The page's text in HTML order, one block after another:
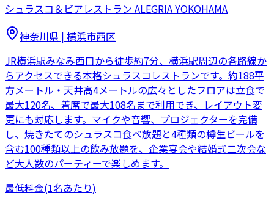
シュラスコ＆ビアレストラン ALEGRIA YOKOHAMA
神奈川県 | 横浜市西区
JR横浜駅みなみ西口から徒歩約7分、横浜駅周辺の各路線か
らアクセスできる本格シュラスコレストランです。約188平
方メートル・天井高4メートルの広々としたフロアは立食で
最大120名、着席で最大108名まで利用でき、レイアウト変
更にも対応します。マイクや音響、プロジェクターを完備
し、焼きたてのシュラスコ食べ放題と4種類の樽生ビールを
含む100種類以上の飲み放題を、企業宴会や結婚式二次会な
ど大人数のパーティーで楽しめます。
最低料金(1名あたり)